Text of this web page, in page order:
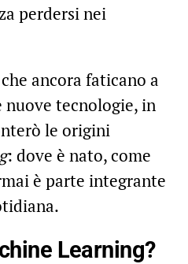
perdersi nei
ancora faticano a
tecnologie, in
le origini
: dove è nato, come
è parte integrante
Learning?